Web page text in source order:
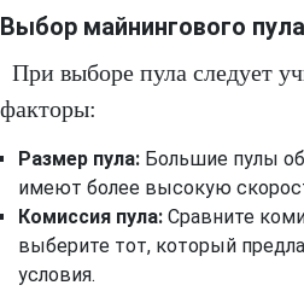
Выбор майнингового пула
При выборе пула следует
факторы:
Размер пула: Большие пулы
имеют более высокую
Комиссия пула: Сравните
выберите тот, который
условия.